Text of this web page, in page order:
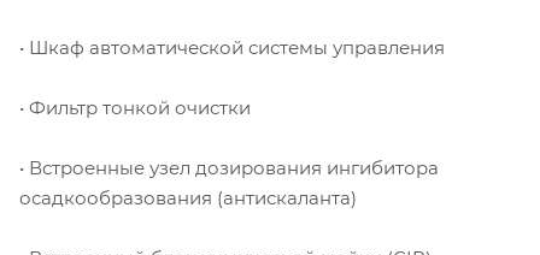
• Шкаф автоматической системы управления
• Фильтр тонкой очистки
• Встроенные узел дозирования ингибитора
осадкообразования (антискаланта)